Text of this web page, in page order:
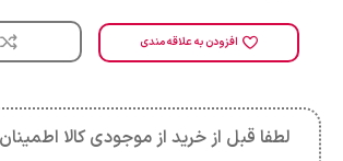
افزودن به علاقه مندی
لطفا قبل از خرید از موجودی کالا